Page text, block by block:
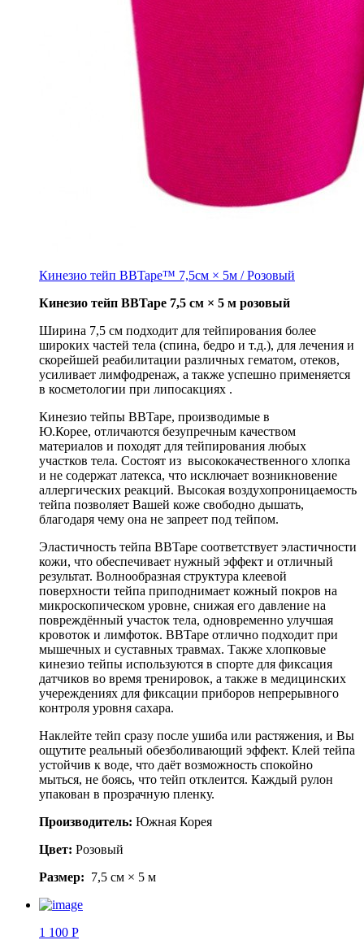
Кинезио тейп BBTape™ 7,5см × 5м / Розовый
Кинезио тейп BBTape 7,5 см × 5 м розовый
Ширина 7,5 см подходит для тейпирования более
широких частей тела (спина, бедро и т.д.), для лечения и
скорейшей реабилитации различных гематом, отеков,
усиливает лимфодренаж, а также успешно применяется
в косметологии при липосакциях .
Кинезио тейпы BBTape, производимые в
Ю.Корее, отличаются безупречным качеством
материалов и походят для тейпирования любых
участков тела. Состоят из высококачественного хлопка
и не содержат латекса, что исключает возникновение
аллергических реакций. Высокая воздухопроницаемость
тейпа позволяет Вашей коже свободно дышать,
благодаря чему она не запреет под тейпом.
Эластичность тейпа BBTape соответствует эластичности
кожи, что обеспечивает нужный эффект и отличный
результат. Волнообразная структура клеевой
поверхности тейпа приподнимает кожный покров на
микроскопическом уровне, снижая его давление на
повреждённый участок тела, одновременно улучшая
кровоток и лимфоток. BBTape отлично подходит при
мышечных и суставных травмах. Также хлопковые
кинезио тейпы используются в спорте для фиксация
датчиков во время тренировок, а также в медицинских
учереждениях для фиксации приборов непрерывного
контроля уровня сахара.
Наклейте тейп сразу после ушиба или растяжения, и Вы
ощутите реальный обезболивающий эффект. Клей тейпа
устойчив к воде, что даёт возможность спокойно
мыться, не боясь, что тейп отклеится. Каждый рулон
упакован в прозрачную пленку.
Производитель: Южная Корея
Цвет: Розовый
Размер: 7,5 см × 5 м
1 100 Р